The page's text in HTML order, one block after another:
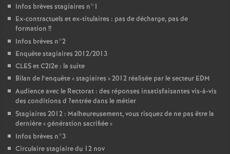
Infos brèves stagiaires n°1
Ex-contractuels et ex-titulaires : pas de décharge, pas de
formation !!
Infos brèves n°2
Enquête stagiaires 2012/2013
CLESet C2I2e : la suite
Bilan de l’enquête «stagiaires » 2012 réalisée par le secteur EDM
Audience avec le Rectorat : des réponses insatisfaisantes vis-à-vis
des conditions d ?entrée dans le métier
Stagiaires 2012 : Malheureusement, vous risquez de ne pas être la
dernière «génération sacrifiée»
Infos brèves n°3
Circulaire stagiaire du 12 nov